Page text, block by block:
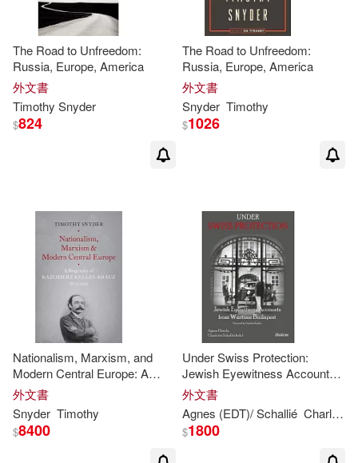
The Road to Unfreedom:
Russia, Europe, America
外文書
Timothy Snyder
$824
The Road to Unfreedom:
Russia, Europe, America
外文書
Snyder Timothy
$1026
Nationalism, Marxism, and
Modern Central Europe: A
Biography of Kazimierz Kelles-
Krauz, 1872-1905
外文書
Snyder Timothy
$8400
Under Swiss Protection:
Jewish Eyewitness Accounts
from Wartime Budapest
外文書
Agnes (EDT)/ Schallié Charlotte (EDT)/
$1800